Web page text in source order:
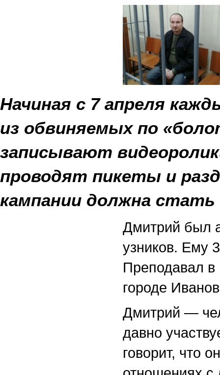
Начиная с 7 апреля
из обвиняемых по
записывают
проводят пикеты и
кампании должна
Дмитрий был
узников. Ему
Преподавал
городе
Дмитрий —
давно
говорит, что